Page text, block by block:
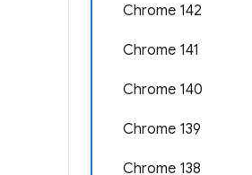
Chrome 142
Chrome 141
Chrome 140
Chrome 139
Chrome 138